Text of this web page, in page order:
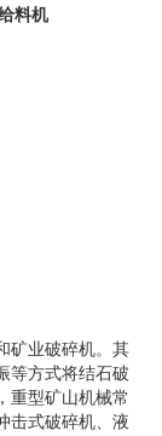
料机
矿业破碎机。其
等方式将结石破
重型矿山机械常
击式破碎机、液